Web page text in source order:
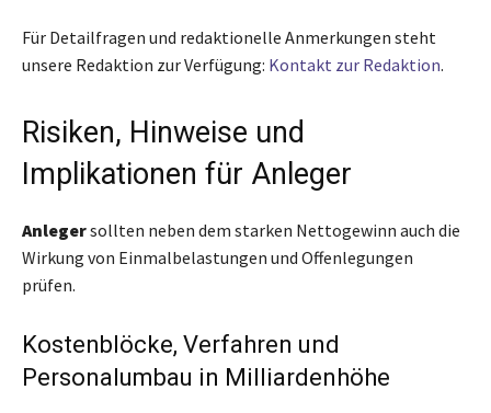
Für Detailfragen und redaktionelle Anmerkungen steht
unsere Redaktion zur Verfügung: Kontakt zur Redaktion.
Risiken, Hinweise und
Implikationen für Anleger
Anlegersollten neben dem starken Nettogewinn auch die
Wirkung von Einmalbelastungen und Offenlegungen
prüfen.
Kostenblöcke, Verfahren und
Personalumbau in Milliardenhöhe